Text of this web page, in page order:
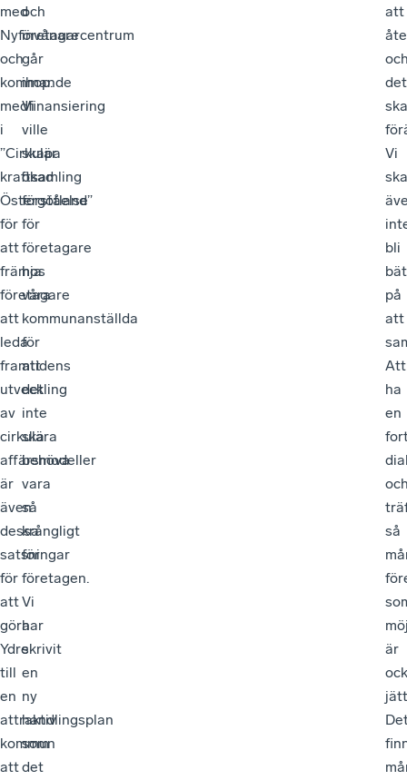
med
Nyföretagarcentrum
och
kommande
medfinansiering
i
”Cirkulär
kraftsamling
Östergötland”
för
att
främja
företagare
att
leda
framtidens
utveckling
av
cirkulära
affärsmodeller
är
även
dessa
satsningar
för
att
göra
Ydre
till
en
attraktiv
kommun
att
och
invånare
går
ihop.
Vi
ville
skapa
ökad
förståelse
för
företagare
hos
våra
kommunanställda
för
att
det
inte
ska
behöva
vara
så
krångligt
för
företagen.
Vi
har
skrivit
en
ny
handlingsplan
som
det
att
det
ska
Vi
ska
bli
på
att
Att
ha
en
så
är